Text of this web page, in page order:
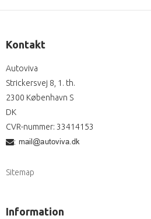
Kontakt
Autoviva
Strickersvej 8, 1. th.
2300 København S
DK
CVR-nummer: 33414153
:
Sitemap
Information